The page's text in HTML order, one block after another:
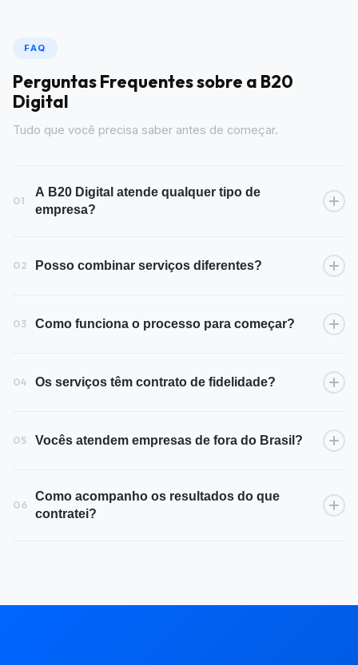
FAQ
Perguntas Frequentes sobre a B20
Digital
Tudo que você precisa saber antes de começar.
01
A B20 Digital atende qualquer tipo de
empresa?
02 Posso combinar serviços diferentes?
03 Como funciona o processo para começar?
04 Os serviços têm contrato de fidelidade?
05 Vocês atendem empresas de fora do Brasil?
06
Como acompanho os resultados do que
contratei?